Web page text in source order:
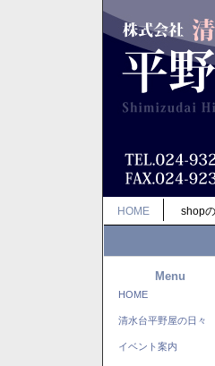
HOME shop
Menu
HOME
清水台平野屋の日々
イベント案内